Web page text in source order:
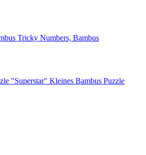
Tricky Numbers, Bambus
Kleines Bambus Puzzle